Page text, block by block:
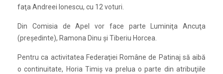
faţa Andreei Ionescu, cu 12 voturi.
Din Comisia de Apel vor face parte Luminiţa Ancuţa
(preşedinte), Ramona Dinu şi Tiberiu Horcea.
Pentru ca activitatea Federaţiei Române de Patinaj să aibă
o continuitate, Horia Timiş va prelua o parte din atribuţiile